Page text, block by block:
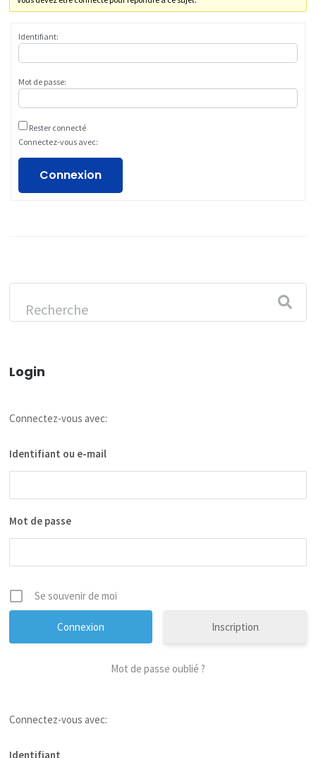
Identifiant:
Mot de passe:
Rester connecté
Connectez-vous avec:
Connexion
Login
Connectez-vous avec:
Identifiant ou e-mail
Mot de passe
Se souvenir de moi
Inscription
Mot de passe oublié ?
Connectez-vous avec:
Identifiant